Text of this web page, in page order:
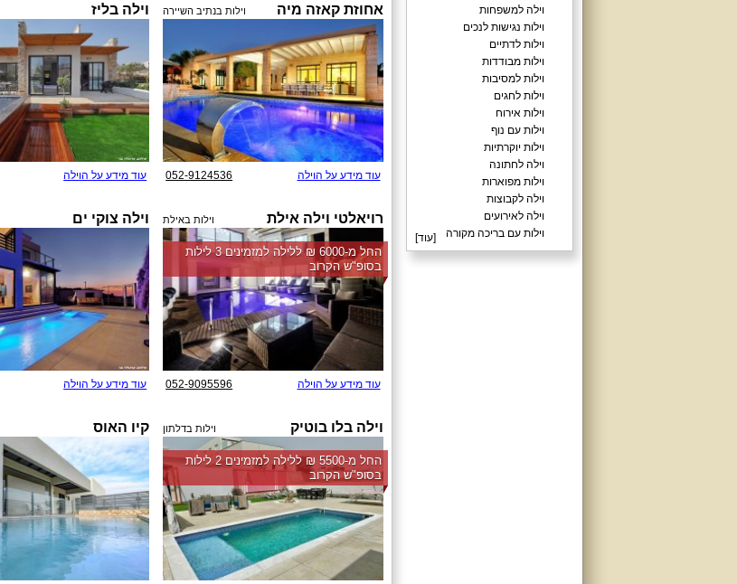
וילה למשפחות
וילות נגישות לנכים
וילות לדתיים
וילות מבודדות
וילות למסיבות
וילות לחגים
וילות אירוח
וילות עם נוף
וילות יוקרתיות
וילה לחתונה
וילות מפוארות
וילה לקבוצות
וילה לאירועים
וילות עם בריכה מקורה
[עוד]
אחוזת קאזה מיה וילות בנתיב השיירה
עוד מידע על הוילה 052-9124536
וילה בליז
עוד מידע על הוילה
רויאלטי וילה אילת וילות באילת
החל מ-‏6000 ₪ ללילה למזמינים 3 לילות
בסופ"ש הקרוב
עוד מידע על הוילה 052-9095596
וילה צוקי ים
עוד מידע על הוילה
וילה בלו בוטיק וילות בדלתון
החל מ-‏5500 ₪ ללילה למזמינים 2 לילות
בסופ"ש הקרוב
קיו האוס